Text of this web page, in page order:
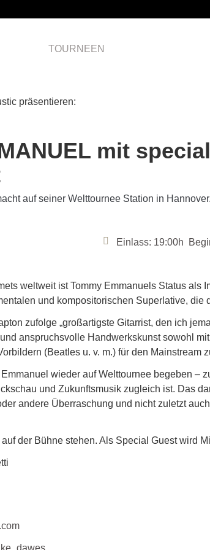
TOURNEEN
präsentieren:
mit
auf seiner Welttournee Station in
Einlass: 19:00h
weltweit ist Tommy Emmanuels Status
und kompositorischen Superlative,
zufolge „großartigste Gitarrist, den ich
anspruchsvolle Handwerkskunst sowohl
(Beatles u. v. m.) für den Mainstream
wieder auf Welttournee begeben –
und Zukunftsmusik zugleich ist. Das
andere Überraschung und nicht zuletzt
der Bühne stehen. Als Special Guest wird